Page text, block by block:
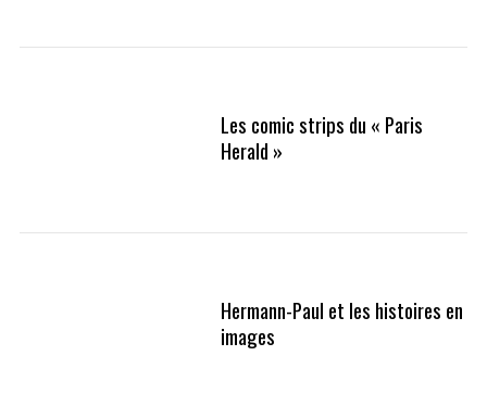
Les comic strips du « Paris
Herald »
Hermann-Paul et les histoires en
images